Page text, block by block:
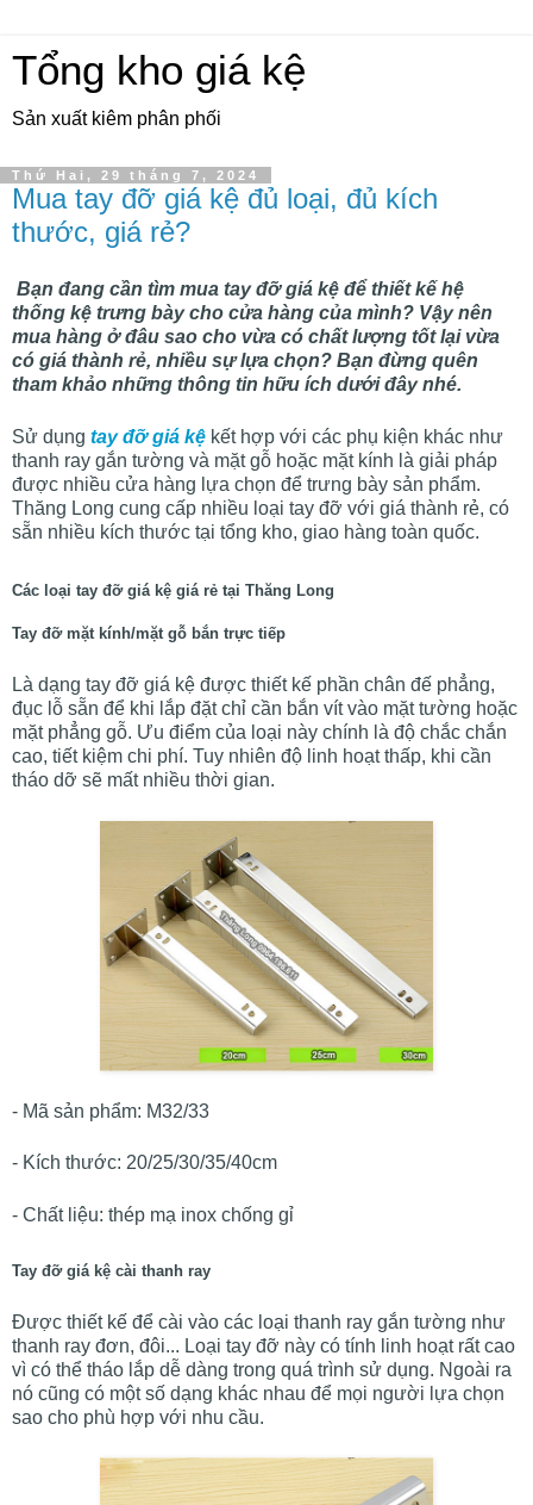
Tổng kho giá kệ
Sản xuất kiêm phân phối
Thứ Hai, 29 tháng 7, 2024
Mua tay đỡ giá kệ đủ loại, đủ kích
thước, giá rẻ?
Bạn đang cần tìm mua tay đỡ giá kệ để thiết kế hệ
thống kệ trưng bày cho cửa hàng của mình? Vậy nên
mua hàng ở đâu sao cho vừa có chất lượng tốt lại vừa
có giá thành rẻ, nhiều sự lựa chọn? Bạn đừng quên
tham khảo những thông tin hữu ích dưới đây nhé.
Sử dụng tay đỡ giá kệ kết hợp với các phụ kiện khác như
thanh ray gắn tường và mặt gỗ hoặc mặt kính là giải pháp
được nhiều cửa hàng lựa chọn để trưng bày sản phẩm.
Thăng Long cung cấp nhiều loại tay đỡ với giá thành rẻ, có
sẵn nhiều kích thước tại tổng kho, giao hàng toàn quốc.
Các loại tay đỡ giá kệ giá rẻ tại Thăng Long
Tay đỡ mặt kính/mặt gỗ bắn trực tiếp
Là dạng tay đỡ giá kệ được thiết kế phần chân đế phẳng,
đục lỗ sẵn để khi lắp đặt chỉ cần bắn vít vào mặt tường hoặc
mặt phẳng gỗ. Ưu điểm của loại này chính là độ chắc chắn
cao, tiết kiệm chi phí. Tuy nhiên độ linh hoạt thấp, khi cần
tháo dỡ sẽ mất nhiều thời gian.
- Mã sản phẩm: M32/33
- Kích thước: 20/25/30/35/40cm
- Chất liệu: thép mạ inox chống gỉ
Tay đỡ giá kệ cài thanh ray
Được thiết kế để cài vào các loại thanh ray gắn tường như
thanh ray đơn, đôi... Loại tay đỡ này có tính linh hoạt rất cao
vì có thể tháo lắp dễ dàng trong quá trình sử dụng. Ngoài ra
nó cũng có một số dạng khác nhau để mọi người lựa chọn
sao cho phù hợp với nhu cầu.